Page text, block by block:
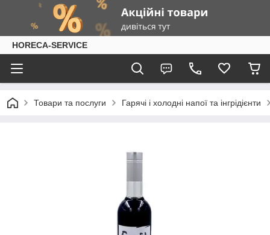
HORECA-SERVICE
Товари та послуги Гарячі і холодні напої та інгрідієнти